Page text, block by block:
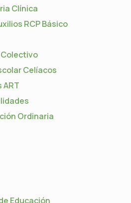
Clínica
RCP Básico
Celíacos
ART
Ordinaria
Educación